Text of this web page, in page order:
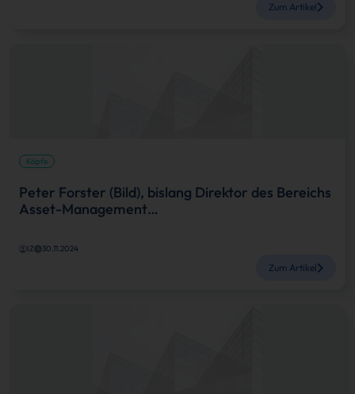
Zum Artikel
Köpfe
Peter Forster (Bild), bislang Direktor des Bereichs
Asset-Management…
IZ 30.11.2024
Zum Artikel